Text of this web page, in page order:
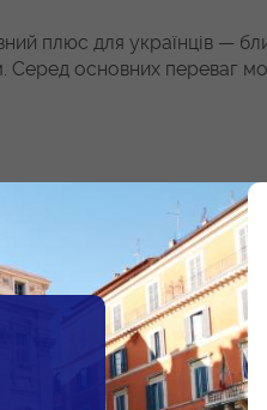
плюс для українців —
Серед основних переваг
скрізь по країні;
користування;
перенасичений
тих, хто прагне